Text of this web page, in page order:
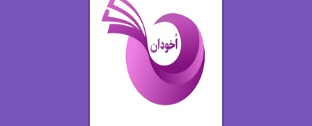
باران
بهار سلطانی
بهاره شیرازی
بهاره.م